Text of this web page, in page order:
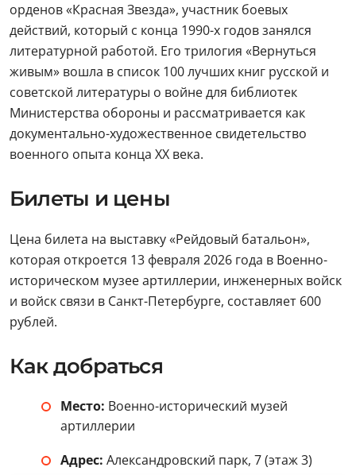
орденов «Красная Звезда», участник боевых
действий, который с конца 1990-х годов занялся
литературной работой. Его трилогия «Вернуться
живым» вошла в список 100 лучших книг русской и
советской литературы о войне для библиотек
Министерства обороны и рассматривается как
документально-художественное свидетельство
военного опыта конца XX века.
Билеты и цены
Цена билета на выставку «Рейдовый батальон»,
которая откроется 13 февраля 2026 года в Военно-
историческом музее артиллерии, инженерных войск
и войск связи в Санкт-Петербурге, составляет 600
рублей.
Как добраться
Место: Военно-исторический музей
артиллерии
Адрес: Александровский парк, 7 (этаж 3)